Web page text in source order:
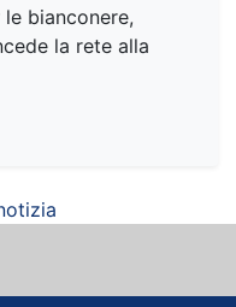
bianconere,
la rete alla